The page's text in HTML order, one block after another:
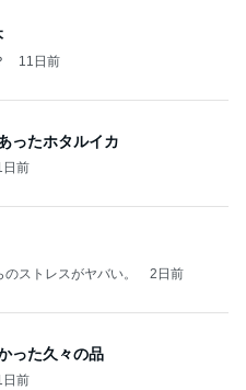
11日前
ったホタルイカ
日前
ストレスがヤバい。 2日前
った久々の品
日前